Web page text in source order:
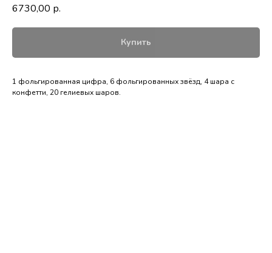
6730,00 р.
Купить
1 фольгированная цифра, 6 фольгированных звёзд, 4 шара с
конфетти, 20 гелиевых шаров.